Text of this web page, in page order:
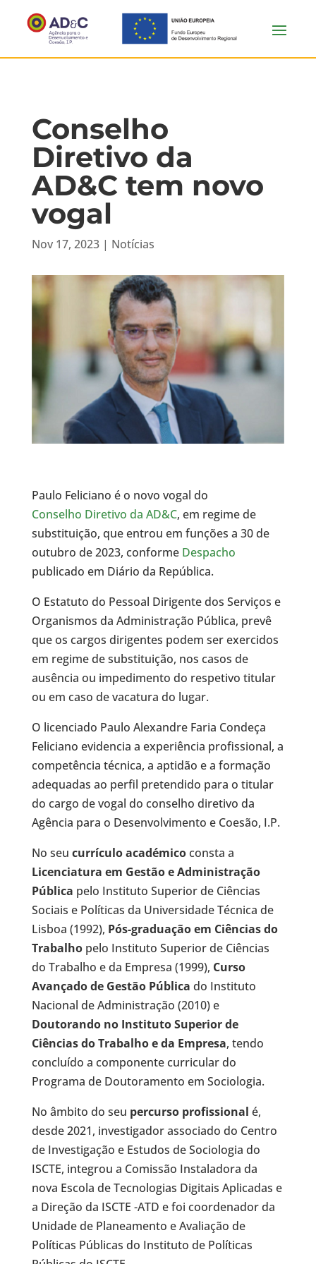
Conselho
Diretivo da
AD&C tem novo
vogal
Nov 17, 2023| Notícias
Paulo Feliciano é o novo vogal do
Conselho Diretivo da AD&C, em regime de
substituição, que entrou em funções a 30 de
outubro de 2023, conforme Despacho
publicado em Diário da República.
O Estatuto do Pessoal Dirigente dos Serviços e
Organismos da Administração Pública, prevê
que os cargos dirigentes podem ser exercidos
em regime de substituição, nos casos de
ausência ou impedimento do respetivo titular
ou em caso de vacatura do lugar.
O licenciado Paulo Alexandre Faria Condeça
Feliciano evidencia a experiência profissional, a
competência técnica, a aptidão e a formação
adequadas ao perfil pretendido para o titular
do cargo de vogal do conselho diretivo da
Agência para o Desenvolvimento e Coesão, I.P.
No seu currículo académicoconsta a
Licenciatura em Gestão e Administração
Pública pelo Instituto Superior de Ciências
Sociais e Políticas da Universidade Técnica de
Lisboa (1992), Pós-graduação em Ciências do
Trabalhopelo Instituto Superior de Ciências
do Trabalho e da Empresa (1999), Curso
Avançado de Gestão Pública do Instituto
Nacional de Administração (2010) e
Doutorando no Instituto Superior de
Ciências do Trabalho e da Empresa, tendo
concluído a componente curricular do
Programa de Doutoramento em Sociologia.
No âmbito do seu percurso profissional é,
desde 2021, investigador associado do Centro
de Investigação e Estudos de Sociologia do
ISCTE, integrou a Comissão Instaladora da
nova Escola de Tecnologias Digitais Aplicadas e
a Direção da ISCTE -ATD e foi coordenador da
Unidade de Planeamento e Avaliação de
Políticas Públicas do Instituto de Políticas